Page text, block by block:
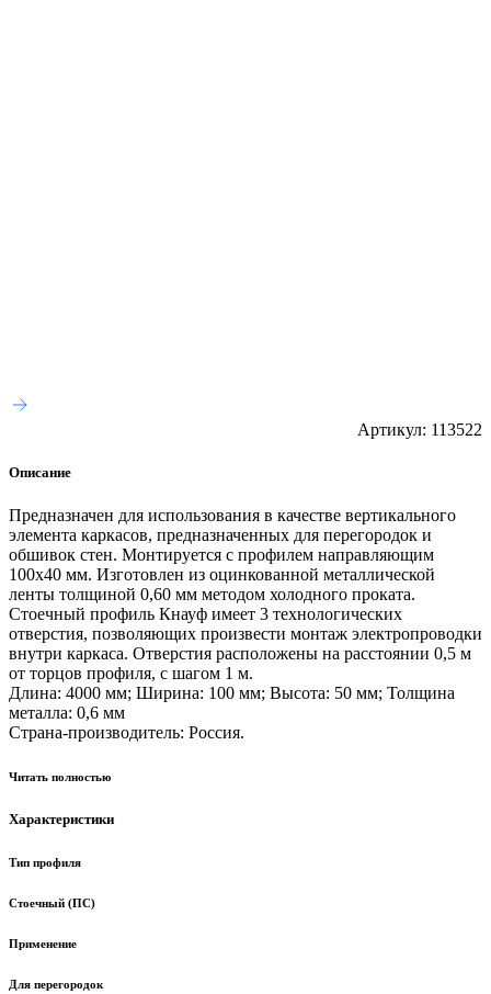
Артикул: 113522
Описание
Предназначен для использования в качестве вертикального
элемента каркасов, предназначенных для перегородок и
обшивок стен. Монтируется с профилем направляющим
100х40 мм. Изготовлен из оцинкованной металлической
ленты толщиной 0,60 мм методом холодного проката.
Стоечный профиль Кнауф имеет 3 технологических
отверстия, позволяющих произвести монтаж электропроводки
внутри каркаса. Отверстия расположены на расстоянии 0,5 м
от торцов профиля, с шагом 1 м.
Длина: 4000 мм; Ширина: 100 мм; Высота: 50 мм; Толщина
металла: 0,6 мм
Страна-производитель: Россия.
Читать полностью
Характеристики
Тип профиля
Стоечный (ПС)
Применение
Для перегородок